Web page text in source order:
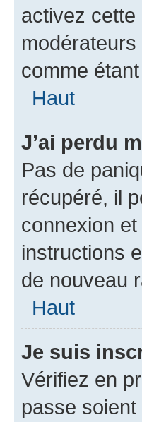
activez
comme
Haut
J’ai perdu
Pas de
récupéré, il
connexion
instructions
de nouveau
Haut
Je suis
Vérifiez en
passe